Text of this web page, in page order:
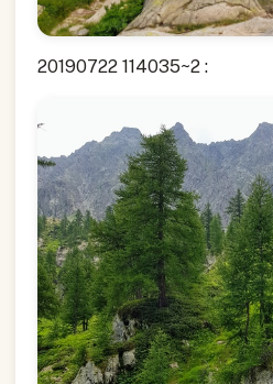
20190722 114035~2 :